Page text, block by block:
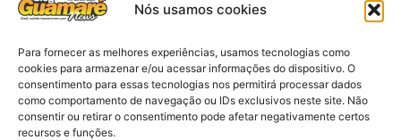
Nós usamos cookies
Para fornecer as melhores experiências, usamos tecnologias como
cookies para armazenar e/ou acessar informações do dispositivo. O
consentimento para essas tecnologias nos permitirá processar dados
como comportamento de navegação ou IDs exclusivos neste site. Não
consentir ou retirar o consentimento pode afetar negativamente certos
recursos e funções.